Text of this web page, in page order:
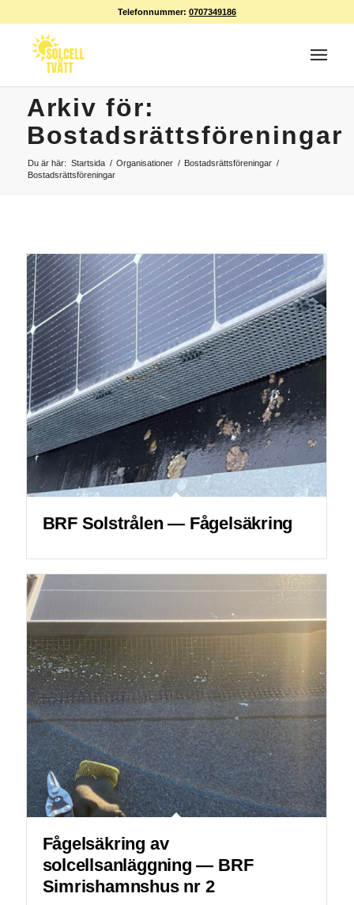
Telefonnummer: 0707349186
Arkiv för:
Bostadsrättsföreningar
Du är här: Startsida / Organisationer / Bostadsrättsföreningar /
Bostadsrättsföreningar
BRF Solstrålen — Fågelsäkring
Fågelsäkring av
solcellsanläggning — BRF
Simrishamnshus nr 2